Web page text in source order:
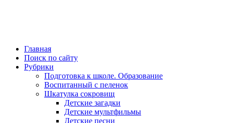
Главная
Поиск по сайту
Рубрики
Подготовка к школе. Образование
Воспитанный с пеленок
Шкатулка сокровищ
Детские загадки
Детские мультфильмы
Детские песни